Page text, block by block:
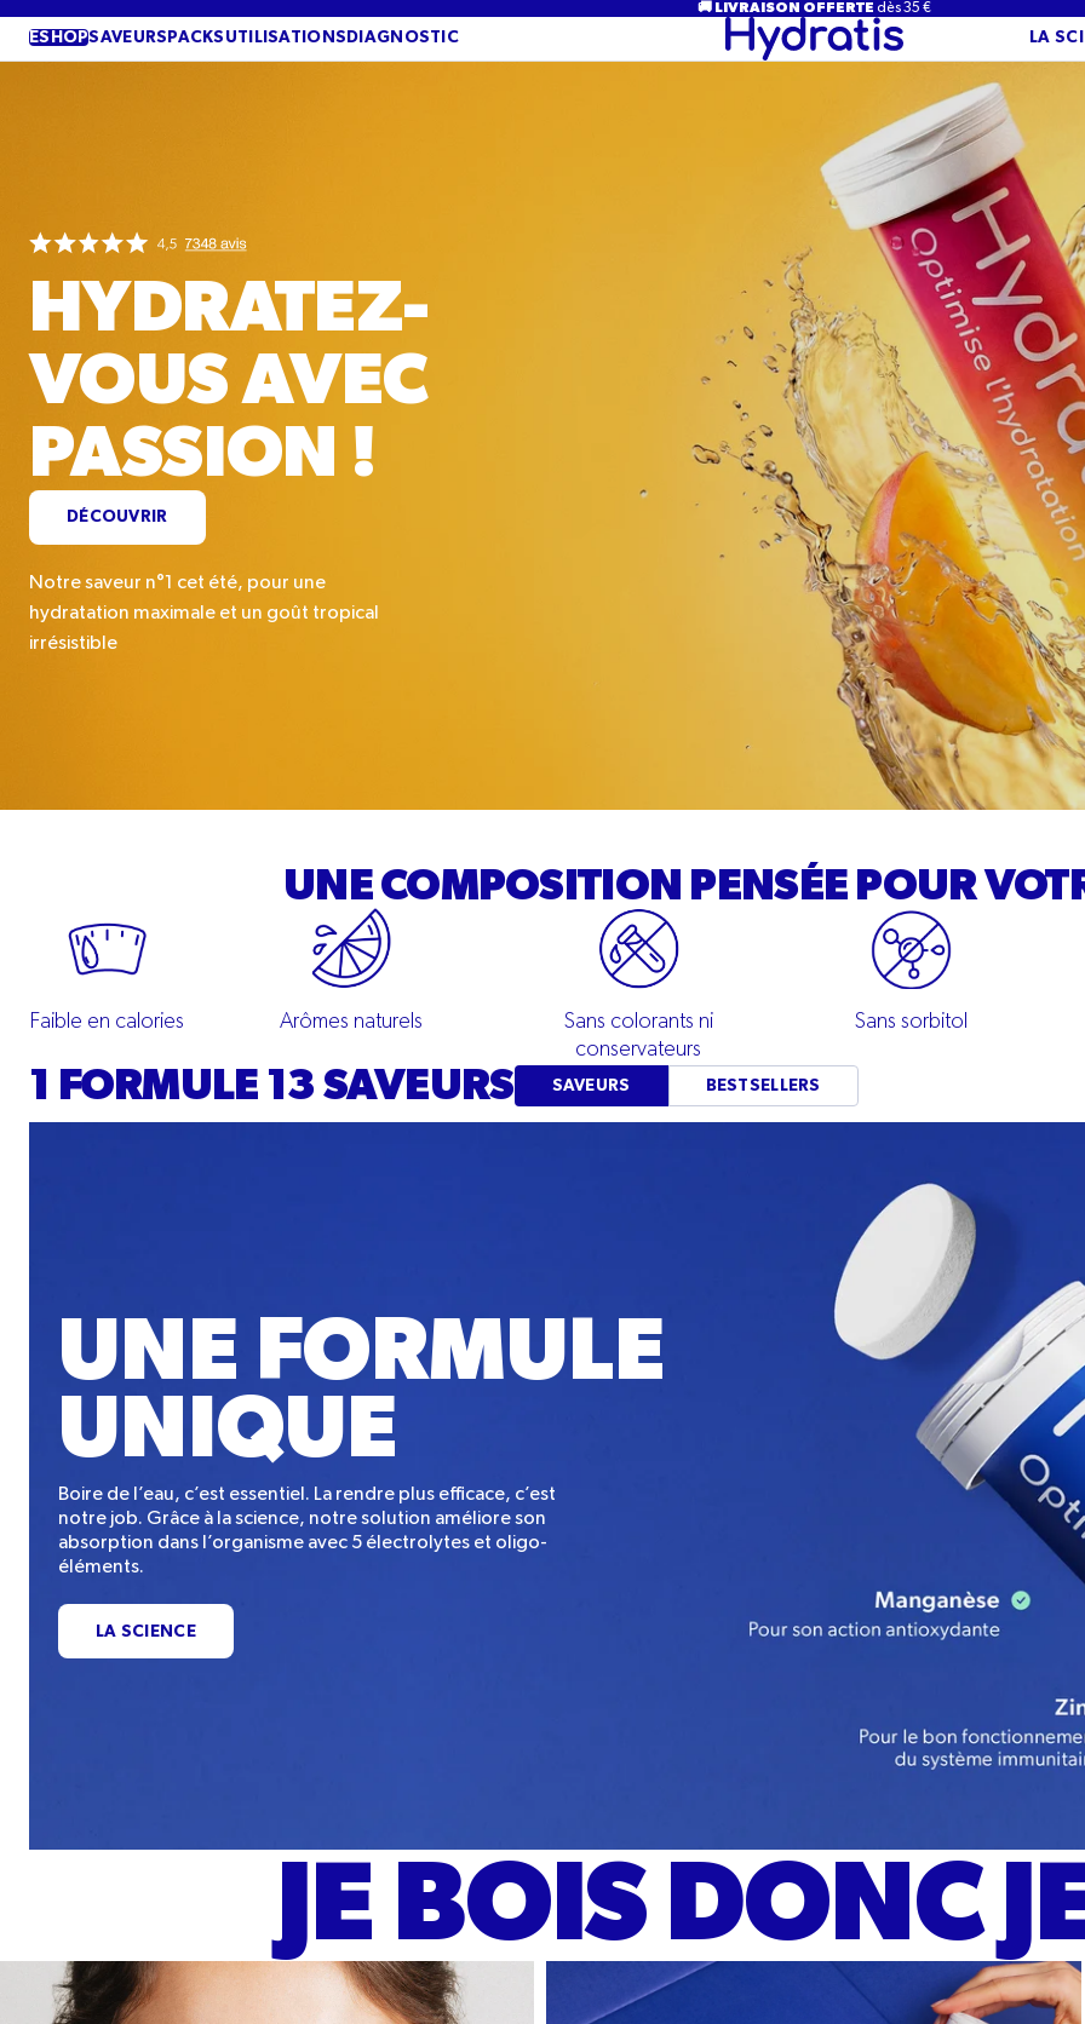
AU
CONTENU
🚚 LIVRAISON OFFERTE dès 35 €
ESHOPSAVEURS PACKS UTILISATIONS DIAGNOSTIC LA
HYDRATEZ-
VOUS AVEC
PASSION !
DÉCOUVRIR
Notre saveur n°1 cet été, pour une
hydratation maximale et un goût tropical
irrésistible
UNE COMPOSITION PENSÉE POUR
Faible en calories Arômes naturels
Sans colorants ni
conservateurs
Sans sorbitol
1 FORMULE 13 SAVEURS SAVEURS BESTSELLERS
UNE FORMULE
UNIQUE
Boire de l’eau, c’est essentiel. La rendre plus efficace, c’est
notre job. Grâce à la science, notre solution améliore son
absorption dans l’organisme avec 5 électrolytes et oligo-
éléments.
LA SCIENCE
JE BOIS DONC